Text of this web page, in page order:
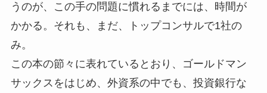
うのが、この手の問題に慣れるまでには、時間が
かかる。それも、まだ、トップコンサルで1社の
み。
この本の節々に表れているとおり、ゴールドマン
サックスをはじめ、外資系の中でも、投資銀行な